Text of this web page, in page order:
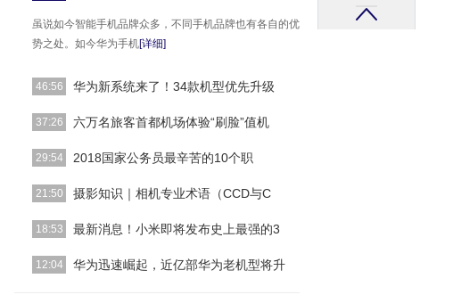
虽说如今智能手机品牌众多，不同手机品牌也有各自的优
势之处。如今华为手机[详细]
46:56 华为新系统来了！34款机型优先升级
3月25日上午十点，华为EMUI 正式官宣EMU10.1上线报
37:26 六万名旅客首都机场体验“刷脸”值机
首都机场“无纸化”出行服务将再升级，“刷脸”值机未来将
29:54 2018国家公务员最辛苦的10个职
每年有几百万人报考公务员，都说公务员待遇好，福利
21:50 摄影知识｜相机专业术语（CCD与C
1.CCD是电荷耦合组件的简称，它内部的半导体材料能
18:53 最新消息！小米即将发布史上最强的3
从一个不知名小品牌到如今家喻户晓，可见雷大大没在小
12:04 华为迅速崛起，近亿部华为老机型将升